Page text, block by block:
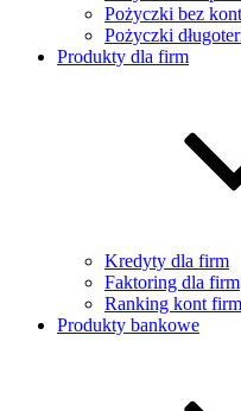
Pożyczki bez
Pożyczki
Produkty dla firm
Kredyty dla firm
Faktoring dla firm
Ranking kont
Produkty bankowe